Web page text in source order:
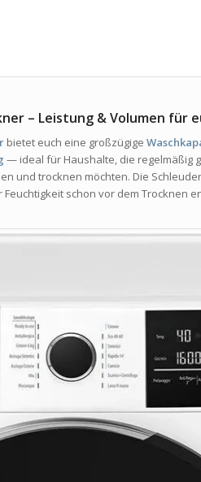
– Leistung & Volumen für
bietet euch eine großzügige
— ideal für Haushalte, die regelmäßig
und trocknen möchten. Die
Feuchtigkeit schon vor dem Trocknen